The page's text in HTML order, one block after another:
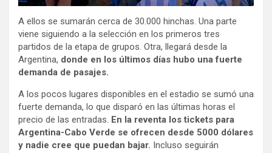
A ellos se sumarán cerca de 30.000 hinchas. Una parte
viene siguiendo a la selección en los primeros tres
partidos de la etapa de grupos. Otra, llegará desde la
Argentina, donde en los últimos días hubo una fuerte
demanda de pasajes.
A los pocos lugares disponibles en el estadio se sumó una
fuerte demanda, lo que disparó en las últimas horas el
precio de las entradas. En la reventa los tickets para
Argentina-Cabo Verde se ofrecen desde 5000 dólares
y nadie cree que puedan bajar. Incluso seguirán